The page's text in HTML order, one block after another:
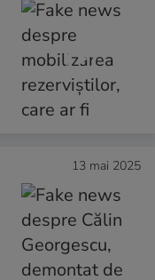
13 mai 2025